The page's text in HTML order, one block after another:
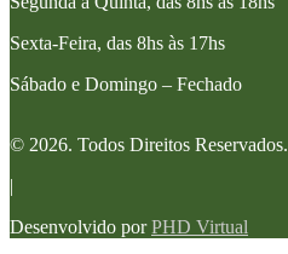
Sexta-Feira, das 8hs às 17hs
Sábado e Domingo – Fechado
© 2026. Todos Direitos Reservados.
|
Desenvolvido porPHD Virtual